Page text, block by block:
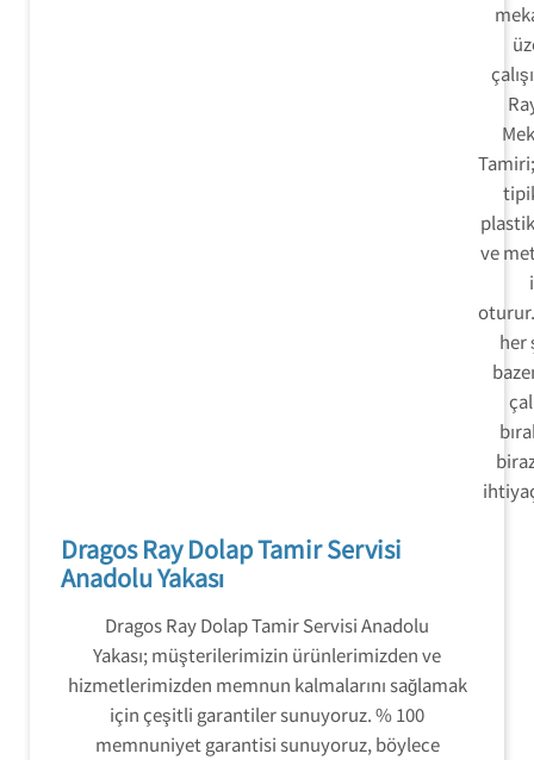
ve
her
Dragos Ray Dolap Tamir Servisi
Anadolu Yakası
Dragos Ray Dolap Tamir Servisi Anadolu
Yakası; müşterilerimizin ürünlerimizden ve
hizmetlerimizden memnun kalmalarını sağlamak
için çeşitli garantiler sunuyoruz. % 100
memnuniyet garantisi sunuyoruz, böylece